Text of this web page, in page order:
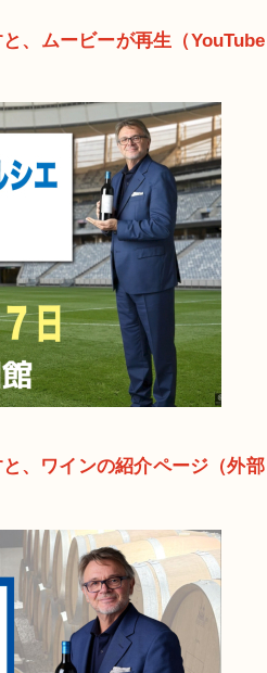
、ムービーが再生（YouTube
、ワインの紹介ページ（外部